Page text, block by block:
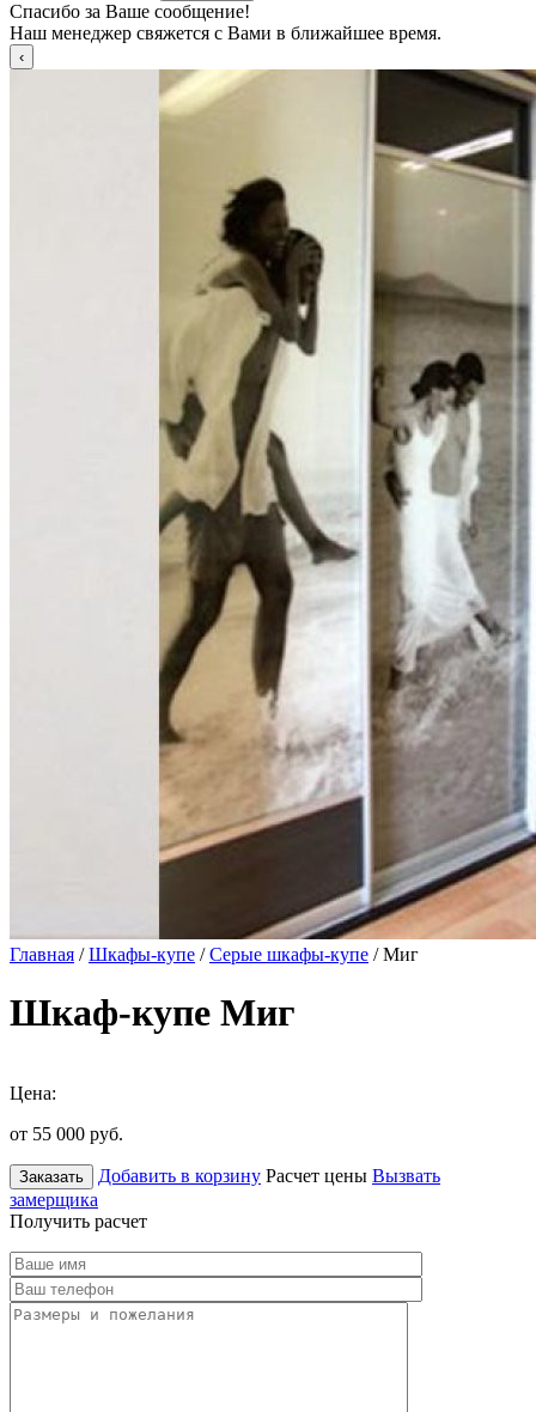
Спасибо за Ваше сообщение!
Наш менеджер свяжется с Вами в ближайшее время.
Главная /Шкафы-купе /Серые шкафы-купе / Миг
Шкаф-купе Миг
Цена:
от 55 000 руб.
Заказать Добавить в корзину Расчет цены Вызвать
замерщика
Получить расчет